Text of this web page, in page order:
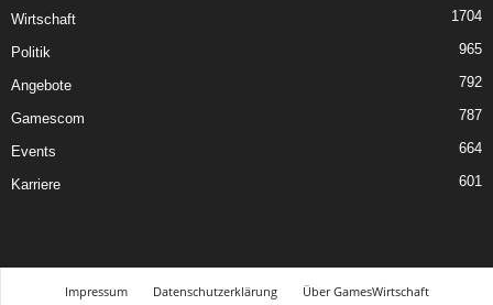
Wirtschaft 1704
Politik 965
Angebote 792
Gamescom 787
Events 664
Karriere 601
Impressum Datenschutzerklärung Über GamesWirtschaft